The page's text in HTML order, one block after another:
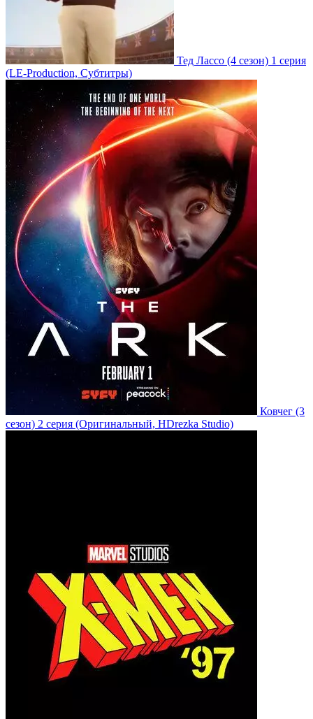
Тед Лассо (4 сезон) 1 серия
(LE-Production, Субтитры)
Ковчег (3
сезон) 2 серия (Оригинальный, HDrezka Studio)